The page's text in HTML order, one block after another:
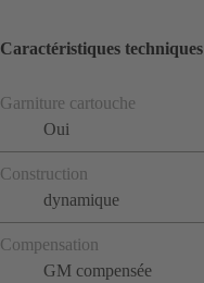
Caractéristiques techniques
Garniture cartouche
Oui
Construction
dynamique
Compensation
GM compensée